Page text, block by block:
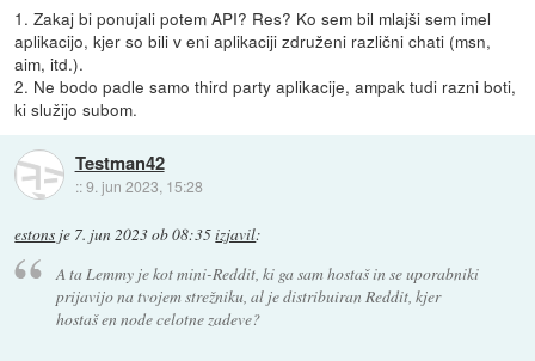
1. Zakaj bi ponujali potem API? Res? Ko sem bil mlajši sem imel
aplikacijo, kjer so bili v eni aplikaciji združeni različni chati (msn,
aim, itd.).
2. Ne bodo padle samo third party aplikacije, ampak tudi razni boti,
ki služijo subom.
Testman42
::9. jun 2023, 15:28
estons je 7. jun 2023 ob 08:35izjavil:
A ta Lemmy je kot mini-Reddit, ki ga sam hostaš in se uporabniki
prijavijo na tvojem strežniku, al je distribuiran Reddit, kjer
hostaš en node celotne zadeve?